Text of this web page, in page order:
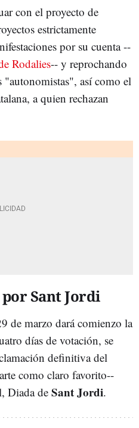
con el proyecto de
estrictamente
por su cuenta --
Rodalies-- y reprochando
"autonomistas", así como el
a quien rechazan
Sant Jordi
de marzo dará comienzo la
días de votación, se
definitiva del
como claro favorito--
Diada de Sant Jordi.